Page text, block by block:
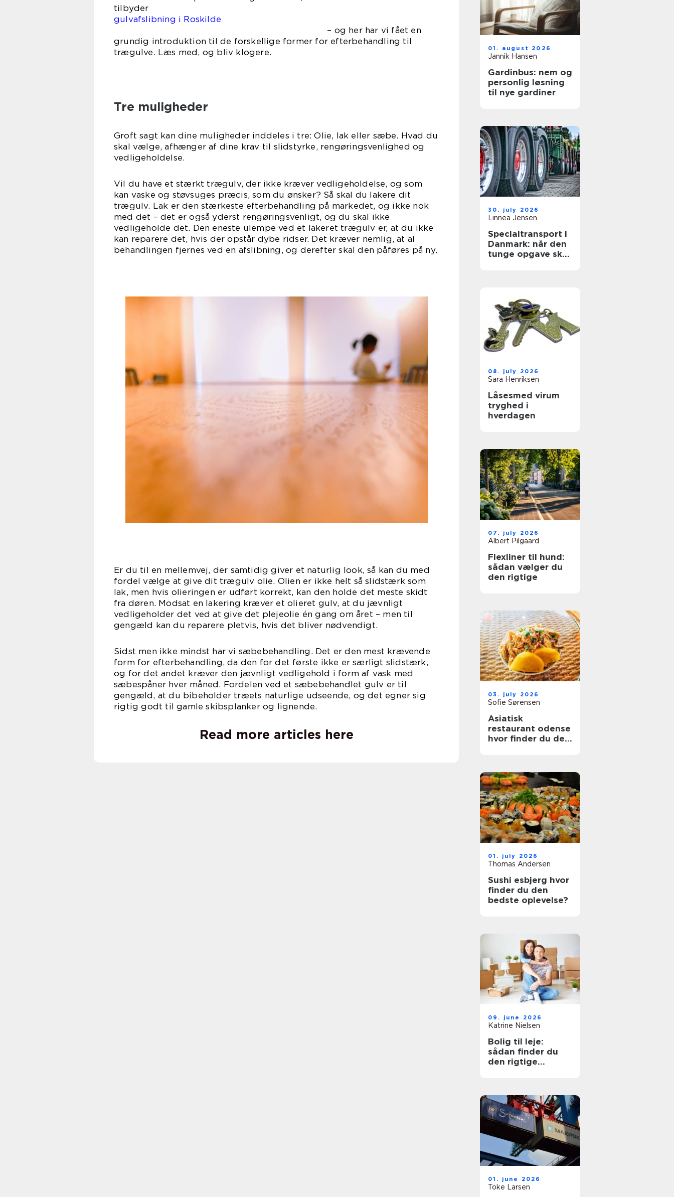
tilbyder
gulvafslibning i Roskilde
– og her har vi fået en
grundig introduktion til de forskellige former for efterbehandling til
trægulve. Læs med, og bliv klogere.
Tre muligheder
Groft sagt kan dine muligheder inddeles i tre: Olie, lak eller sæbe. Hvad du
skal vælge, afhænger af dine krav til slidstyrke, rengøringsvenlighed og
vedligeholdelse.
Vil du have et stærkt trægulv, der ikke kræver vedligeholdelse, og som
kan vaske og støvsuges præcis, som du ønsker? Så skal du lakere dit
trægulv. Lak er den stærkeste efterbehandling på markedet, og ikke nok
med det – det er også yderst rengøringsvenligt, og du skal ikke
vedligeholde det. Den eneste ulempe ved et lakeret trægulv er, at du ikke
kan reparere det, hvis der opstår dybe ridser. Det kræver nemlig, at al
behandlingen fjernes ved en afslibning, og derefter skal den påføres på ny.
Er du til en mellemvej, der samtidig giver et naturlig look, så kan du med
fordel vælge at give dit trægulv olie. Olien er ikke helt så slidstærk som
lak, men hvis olieringen er udført korrekt, kan den holde det meste skidt
fra døren. Modsat en lakering kræver et olieret gulv, at du jævnligt
vedligeholder det ved at give det plejeolie én gang om året – men til
gengæld kan du reparere pletvis, hvis det bliver nødvendigt.
Sidst men ikke mindst har vi sæbebehandling. Det er den mest krævende
form for efterbehandling, da den for det første ikke er særligt slidstærk,
og for det andet kræver den jævnligt vedligehold i form af vask med
sæbespåner hver måned. Fordelen ved et sæbebehandlet gulv er til
gengæld, at du bibeholder træets naturlige udseende, og det egner sig
rigtig godt til gamle skibsplanker og lignende.
Read more articles here
01. august 2026
Jannik Hansen
Gardinbus: nem og
personlig løsning
til nye gardiner
30. july 2026
Linnea Jensen
Specialtransport i
Danmark: når den
tunge opgave skal
08. july 2026
Sara Henriksen
Låsesmed virum
tryghed i
hverdagen
07. july 2026
Albert Pilgaard
Flexliner til hund:
sådan vælger du
den rigtige
03. july 2026
Sofie Sørensen
Asiatisk
restaurant odense
hvor finder du de
01. july 2026
Thomas Andersen
Sushi esbjerg hvor
finder du den
bedste oplevelse?
09. june 2026
Katrine Nielsen
Bolig til leje:
sådan finder du
den rigtige
01. june 2026
Toke Larsen